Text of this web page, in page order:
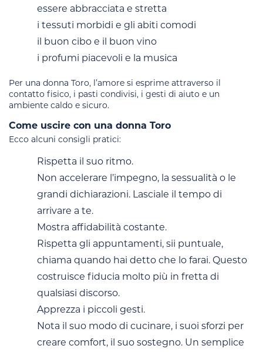
essere abbracciata e stretta
i tessuti morbidi e gli abiti comodi
il buon cibo e il buon vino
i profumi piacevoli e la musica
Per una donna Toro, l’amore si esprime attraverso il
contatto fisico, i pasti condivisi, i gesti di aiuto e un
ambiente caldo e sicuro.
Come uscire con una donna Toro
Ecco alcuni consigli pratici:
Rispetta il suo ritmo.
Non accelerare l’impegno, la sessualità o le
grandi dichiarazioni. Lasciale il tempo di
arrivare a te.
Mostra affidabilità costante.
Rispetta gli appuntamenti, sii puntuale,
chiama quando hai detto che lo farai. Questo
costruisce fiducia molto più in fretta di
qualsiasi discorso.
Apprezza i piccoli gesti.
Nota il suo modo di cucinare, i suoi sforzi per
creare comfort, il suo sostegno. Un semplice